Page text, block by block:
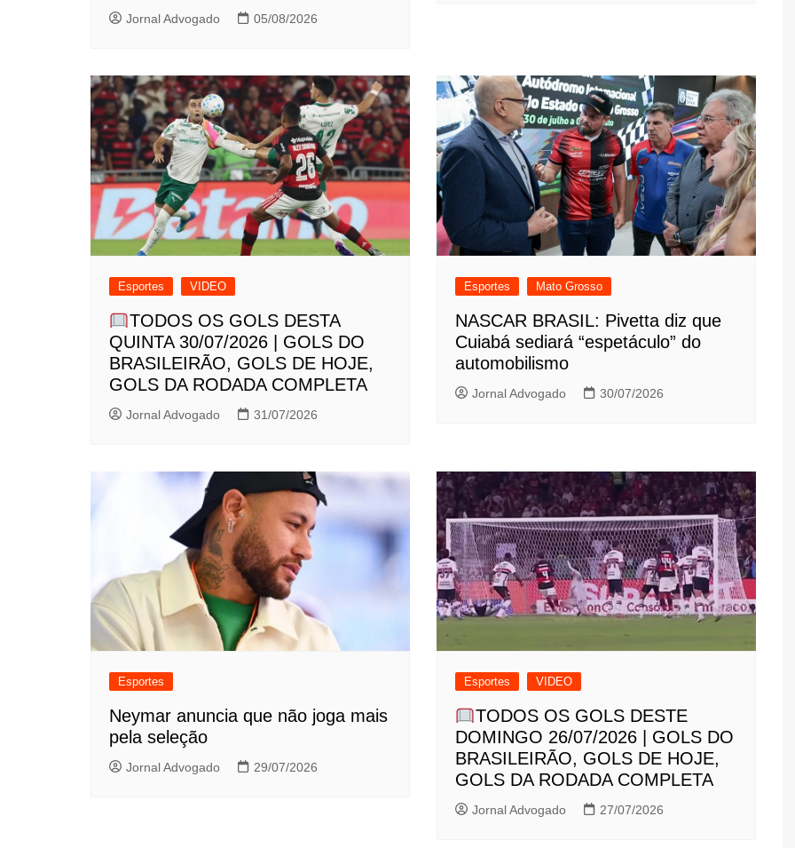
Jornal Advogado 05/08/2026
Esportes VIDEO
TODOS OS GOLS DESTA
QUINTA 30/07/2026 | GOLS DO
BRASILEIRÃO, GOLS DE HOJE,
GOLS DA RODADA COMPLETA
Jornal Advogado 31/07/2026
Esportes Mato Grosso
NASCAR BRASIL: Pivetta diz que
Cuiabá sediará “espetáculo” do
automobilismo
Jornal Advogado 30/07/2026
Esportes
Neymar anuncia que não joga mais
pela seleção
Jornal Advogado 29/07/2026
Esportes VIDEO
TODOS OS GOLS DESTE
DOMINGO 26/07/2026 | GOLS DO
BRASILEIRÃO, GOLS DE HOJE,
GOLS DA RODADA COMPLETA
Jornal Advogado 27/07/2026